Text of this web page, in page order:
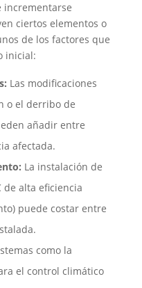
incrementarse
ciertos elementos o
de los factores que
inicial:
Las modificaciones
o el derribo de
añadir entre
afectada.
La instalación de
de alta eficiencia
puede costar entre
como la
el control climático